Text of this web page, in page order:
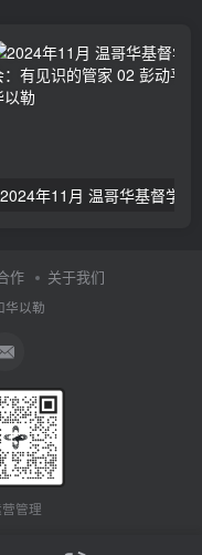
作 关于我们
华以勒
管理